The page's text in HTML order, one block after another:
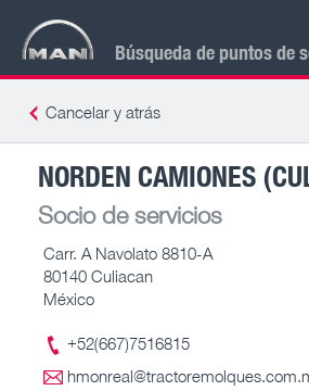
Búsqueda de puntos de
Cancelar y atrás
NORDEN CAMIONES
Socio de servicios
Carr. A Navolato 8810-A
80140 Culiacan
México
+52(667)7516815